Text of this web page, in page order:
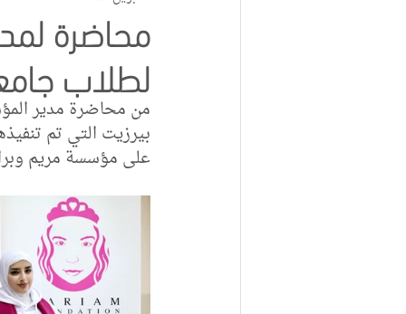
محاضرة
لطلاب
من محاضرة مدير
على مؤسسة مريم